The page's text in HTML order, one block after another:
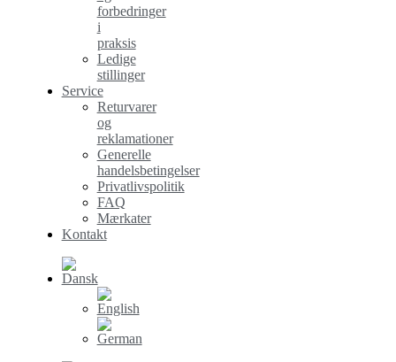
forbedringer
i
praksis
Ledige
stillinger
Service
Returvarer
og
reklamationer
Generelle
handelsbetingelser
Privatlivspolitik
FAQ
Mærkater
Kontakt